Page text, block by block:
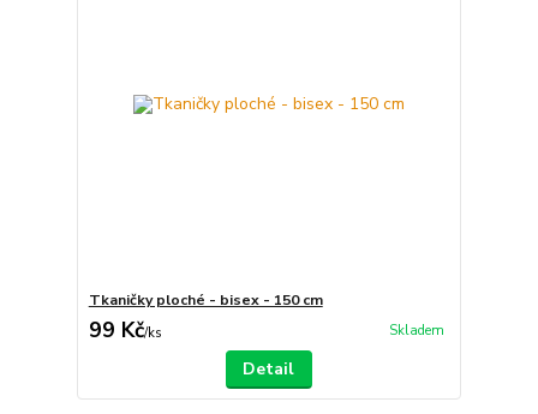
Tkaničky ploché - bisex - 150 cm
99 Kč/ks Skladem
Detail